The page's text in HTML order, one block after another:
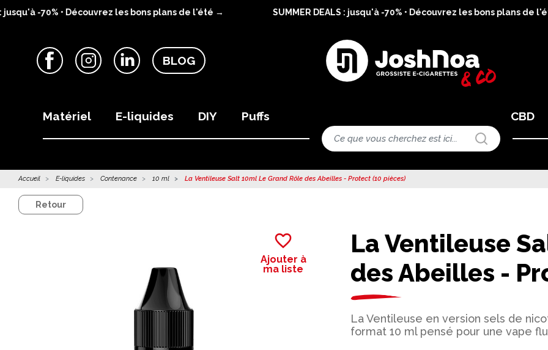
-70% • Découvrez les bons plans de l'été → SUMMER DEALS : jusqu'à -70% • Découvrez les bons plans de
BLOG
Matériel E-liquides DIY Puffs CBD
Accueil E-liquides Contenance 10 ml La Ventileuse Salt 10ml Le Grand Rôle des Abeilles - Protect (10 pièces)
Retour
favorite_border
Ajouter à
ma liste
La Ventileuse
des Abeilles -
La Ventileuse en version sels de
format 10 ml pensé pour une vape